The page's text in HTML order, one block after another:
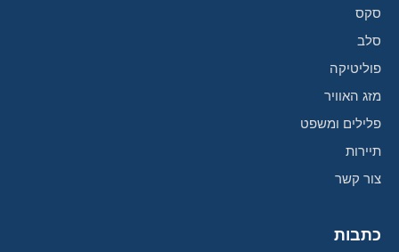
סקס
סלב
פוליטיקה
מזג האוויר
פלילים ומשפט
תיירות
צור קשר
כתבות